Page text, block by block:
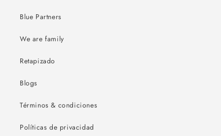
Blue Partners
We are family
Retapizado
Blogs
Términos & condiciones
Políticas de privacidad